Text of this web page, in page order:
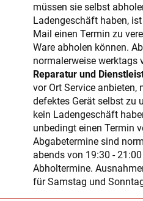
müssen sie selbst
Ladengeschäft haben,
Mail einen Termin zu
Ware abholen können.
normalerweise werktags
Reparatur und
vor Ort Service anbieten,
defektes Gerät selbst zu
kein Ladengeschäft
unbedingt einen Termin
Abgabetermine sind
abends von 19:30 -
Abholtermine.
für Samstag und